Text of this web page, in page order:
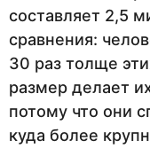
составляет 2,5
сравнения:
30 раз толще
размер делает
потому что они
куда более